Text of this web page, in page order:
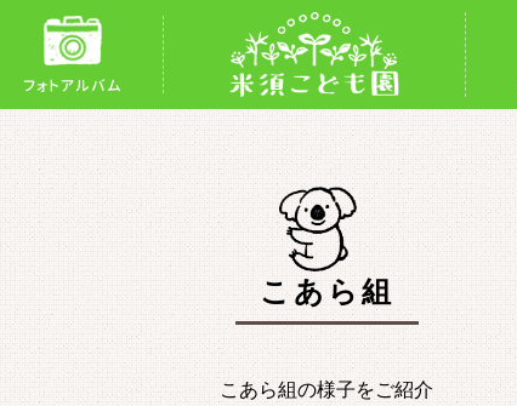
フォトアルバム
こあら組
こあら組の様子をご紹介